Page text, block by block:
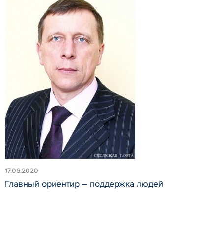
17.06.2020
Главный ориентир – поддержка людей